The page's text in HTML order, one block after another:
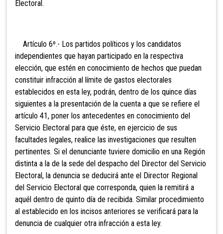
Electoral.
Artículo 6º.- Los partidos políticos y los candidatos
independientes que hayan participado en la respectiva
elección, que estén en conocimiento de hechos que puedan
constituir infracción al límite de gastos electorales
establecidos en esta ley, podrán, dentro de los quince días
siguientes a la presentación de la cuenta a que se refiere el
artículo 41, poner los antecedentes en conocimiento del
Servicio Electoral para que éste, en ejercicio de sus
facultades legales, realice las investigaciones que resulten
pertinentes. Si el denunciante tuviere domicilio en una Región
distinta a la de la sede del despacho del Director del Servicio
Electoral, la denuncia se deducirá ante el Director Regional
del Servicio Electoral que corresponda, quien la remitirá a
aquél dentro de quinto día de recibida. Similar procedimiento
al establecido en los incisos anteriores se verificará para la
denuncia de cualquier otra infracción a esta ley.